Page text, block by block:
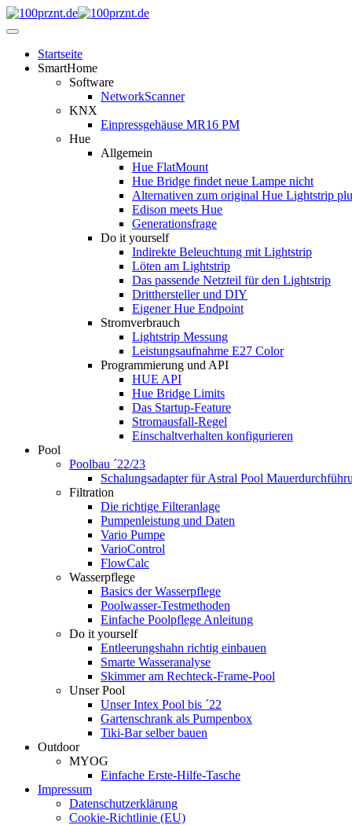
Startseite
SmartHome
Software
NetworkScanner
KNX
Einpressgehäuse MR16 PM
Hue
Allgemein
Hue FlatMount
Hue Bridge findet neue Lampe nicht
Alternativen zum original Hue Lightstrip
Edison meets Hue
Generationsfrage
Do it yourself
Indirekte Beleuchtung mit Lightstrip
Löten am Lightstrip
Das passende Netzteil für den Lightstrip
Dritthersteller und DIY
Eigener Hue Endpoint
Stromverbrauch
Lightstrip Messung
Leistungsaufnahme E27 Color
Programmierung und API
HUE API
Hue Bridge Limits
Das Startup-Feature
Stromausfall-Regel
Einschaltverhalten konfigurieren
Pool
Poolbau ´22/23
Schalungs­adapter für Astral Pool
Filtration
Die richtige Filter­anlage
Pumpenleistung und Daten
Vario Pumpe
Vario­Control
FlowCalc
Wasserpflege
Basics der Wasserpflege
Poolwasser-Testmethoden
Einfache Poolpflege Anleitung
Do it yourself
Ent­leerungs­hahn richtig einbauen
Smarte Wasseranalyse
Skimmer am Rechteck-Frame-Pool
Unser Pool
Unser Intex Pool bis ´22
Gartenschrank als Pumpenbox
Tiki-Bar selber bauen
Outdoor
MYOG
Einfache Erste-Hilfe-Tasche
Impressum
Datenschutzerklärung
Cookie-Richtlinie (EU)